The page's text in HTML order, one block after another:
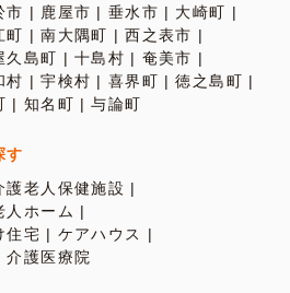
市 鹿屋市 垂水市
大崎町
町 南大隅町
西之表市
久島町 十島村
奄美市
村 宇検村 喜界町
徳之島町
知名町 与論町
す
護老人保健施設
人ホーム
住宅
ケアハウス
介護医療院